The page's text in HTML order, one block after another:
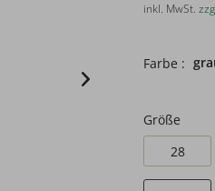
inkl. MwSt.
Farbe :
Größe
28